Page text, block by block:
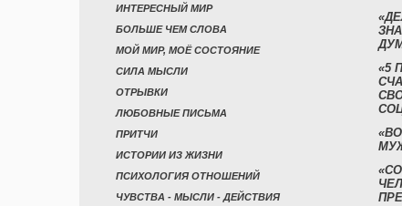
ИНТЕРЕСНЫЙ МИР
БОЛЬШЕ ЧЕМ СЛОВА
МОЙ МИР, МОЁ СОСТОЯНИЕ
СИЛА МЫСЛИ
ОТРЫВКИ
ЛЮБОВНЫЕ ПИСЬМА
ПРИТЧИ
ИСТОРИИ ИЗ ЖИЗНИ
ПСИХОЛОГИЯ ОТНОШЕНИЙ
ЧУВСТВА - МЫСЛИ - ДЕЙСТВИЯ
«5